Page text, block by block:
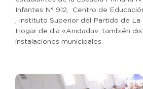
Infantes N° 912, Centro de
, Instituto Superior del Partido de La
Hogar de dia «Anidada», también
instalaciones municipales.